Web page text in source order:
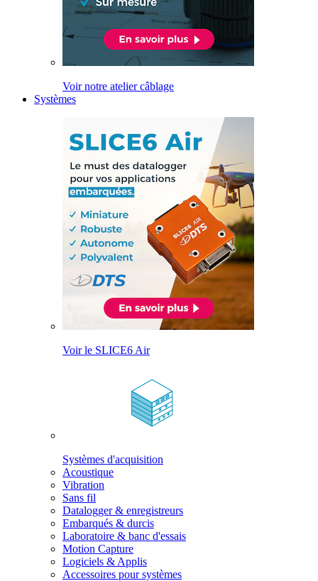
Voir notre atelier câblage
Systèmes
Voir le SLICE6 Air
Systèmes d'acquisition
Acoustique
Vibration
Sans fil
Datalogger & enregistreurs
Embarqués & durcis
Laboratoire & banc d'essais
Motion Capture
Logiciels & Applis
Accessoires pour systèmes